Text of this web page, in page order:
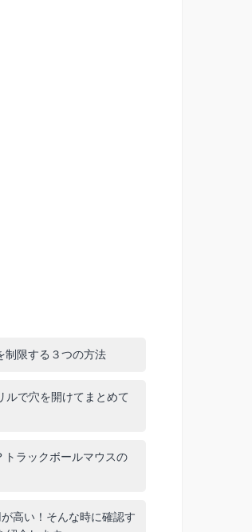
制限する３つの方法
ルで穴を開けてまとめて
トラックボールマウスの
高い！そんな時に確認す